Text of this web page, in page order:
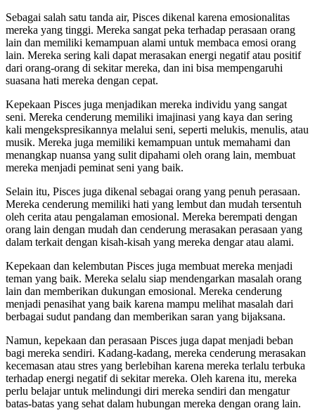
Sebagai salah satu tanda air, Pisces dikenal karena emosionalitas
mereka yang tinggi. Mereka sangat peka terhadap perasaan orang
lain dan memiliki kemampuan alami untuk membaca emosi orang
lain. Mereka sering kali dapat merasakan energi negatif atau positif
dari orang-orang di sekitar mereka, dan ini bisa mempengaruhi
suasana hati mereka dengan cepat.
Kepekaan Pisces juga menjadikan mereka individu yang sangat
seni. Mereka cenderung memiliki imajinasi yang kaya dan sering
kali mengekspresikannya melalui seni, seperti melukis, menulis, atau
musik. Mereka juga memiliki kemampuan untuk memahami dan
menangkap nuansa yang sulit dipahami oleh orang lain, membuat
mereka menjadi peminat seni yang baik.
Selain itu, Pisces juga dikenal sebagai orang yang penuh perasaan.
Mereka cenderung memiliki hati yang lembut dan mudah tersentuh
oleh cerita atau pengalaman emosional. Mereka berempati dengan
orang lain dengan mudah dan cenderung merasakan perasaan yang
dalam terkait dengan kisah-kisah yang mereka dengar atau alami.
Kepekaan dan kelembutan Pisces juga membuat mereka menjadi
teman yang baik. Mereka selalu siap mendengarkan masalah orang
lain dan memberikan dukungan emosional. Mereka cenderung
menjadi penasihat yang baik karena mampu melihat masalah dari
berbagai sudut pandang dan memberikan saran yang bijaksana.
Namun, kepekaan dan perasaan Pisces juga dapat menjadi beban
bagi mereka sendiri. Kadang-kadang, mereka cenderung merasakan
kecemasan atau stres yang berlebihan karena mereka terlalu terbuka
terhadap energi negatif di sekitar mereka. Oleh karena itu, mereka
perlu belajar untuk melindungi diri mereka sendiri dan mengatur
batas-batas yang sehat dalam hubungan mereka dengan orang lain.